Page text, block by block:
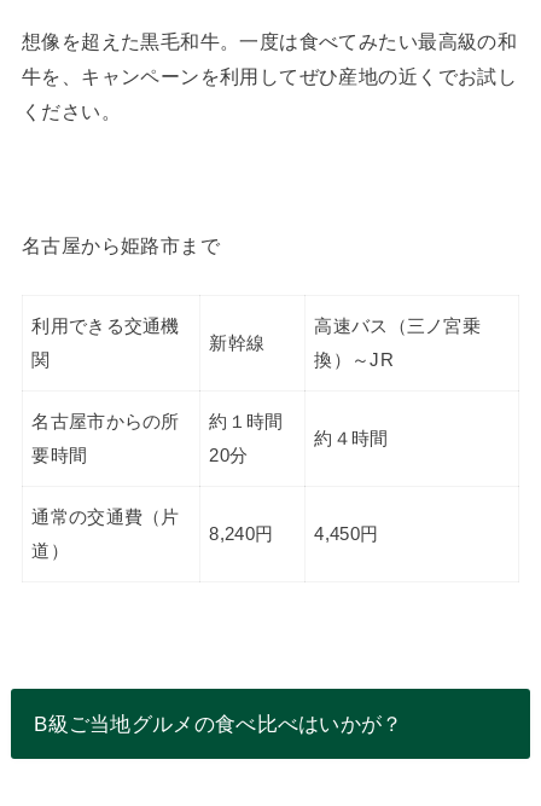
想像を超えた黒毛和牛。一度は食べてみたい最高級の和
牛を、キャンペーンを利用してぜひ産地の近くでお試し
ください。
名古屋から姫路市まで
利用できる交通機
関
新幹線
高速バス（三ノ宮乗
換）～JR
名古屋市からの所
要時間
約１時間
20分
約４時間
通常の交通費（片
道）
8,240円 4,450円
B級ご当地グルメの食べ比べはいかが？